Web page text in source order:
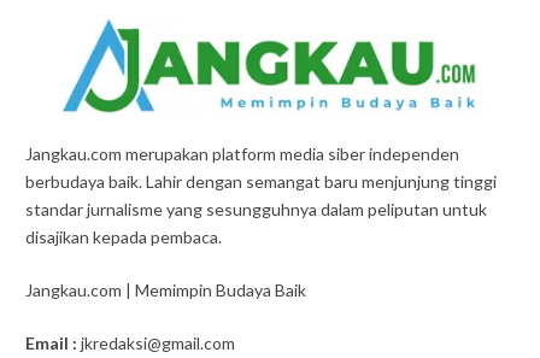
Jangkau.com merupakan platform media siber independen
berbudaya baik. Lahir dengan semangat baru menjunjung tinggi
standar jurnalisme yang sesungguhnya dalam peliputan untuk
disajikan kepada pembaca.
Jangkau.com | Memimpin Budaya Baik
Email : jkredaksi@gmail.com